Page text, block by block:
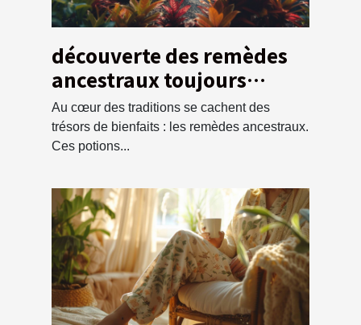
découverte des remèdes
ancestraux toujours
pertinents dans la
médecine moderne
Au cœur des traditions se cachent des
trésors de bienfaits : les remèdes ancestraux.
Ces potions...